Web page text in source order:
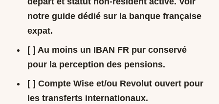
notre guide dédié sur la banque française
expat.
[ ] Au moins un IBAN FR pur conservé
pour la perception des pensions.
[ ] Compte Wise et/ou Revolut ouvert pour
les transferts internationaux.